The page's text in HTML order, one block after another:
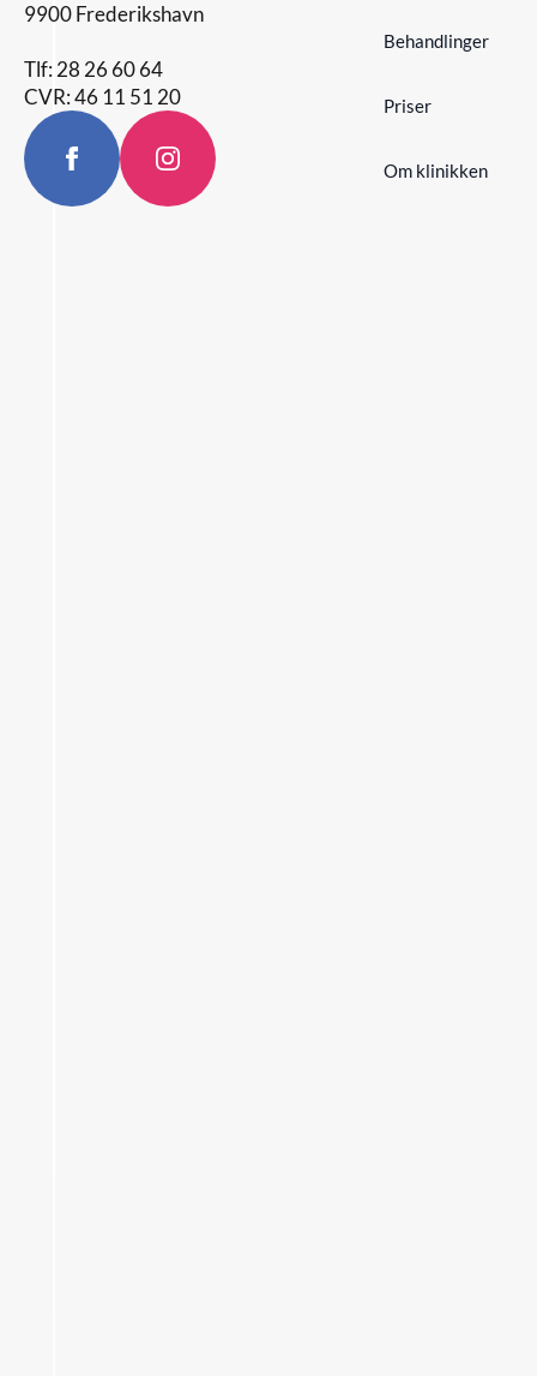
9900 Frederikshavn
Tlf: 28 26 60 64
CVR: 46 11 51 20
Behandlinger
Priser
Om klinikken